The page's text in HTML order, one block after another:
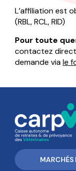
Que faire en
Le conjoint-
Le FAS
Les différents
Démarches à
Sourd ou
L’affiliation est
(RBL, RCL, RID)
Pour toute
contactez
demande viale
MARCHÉS